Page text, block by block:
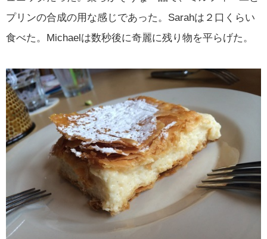
プリンの合成の用な感じであった。Sarahは２口くらい
食べた。Michaelは数秒後に奇麗に残り物を平らげた。